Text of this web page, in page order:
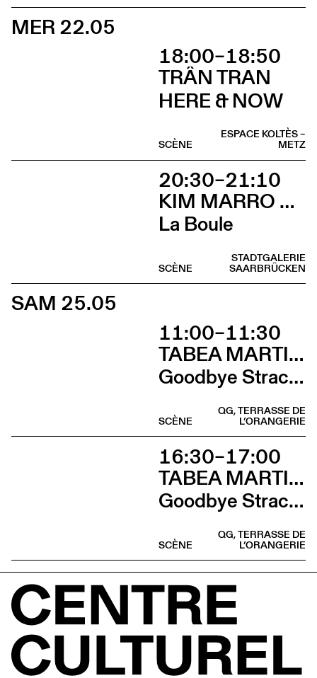
MER 22.05
18:00–18:50
TRÂN TRAN
HERE & NOW
ESPACE KOLTÈS –
METZ
SCÈNE
20:30–21:10
KIM MARRO & LIAM LELARGE
La Boule
STADTGALERIE
SAARBRÜCKEN
SCÈNE
SAM 25.05
11:00–11:30
TABEA MARTIN & CIE BEWEGGRUND
Goodbye Stracciatella
QG, TERRASSE DE
L’ORANGERIE
SCÈNE
16:30–17:00
TABEA MARTIN & CIE BEWEGGRUND
Goodbye Stracciatella
QG, TERRASSE DE
L’ORANGERIE
SCÈNE